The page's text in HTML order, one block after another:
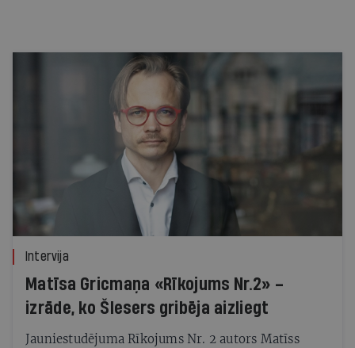
Intervija
Matīsa Gricmaņa «Rīkojums Nr.2» –
izrāde, ko Šlesers gribēja aizliegt
Jauniestudējuma Rīkojums Nr. 2 autors Matīss